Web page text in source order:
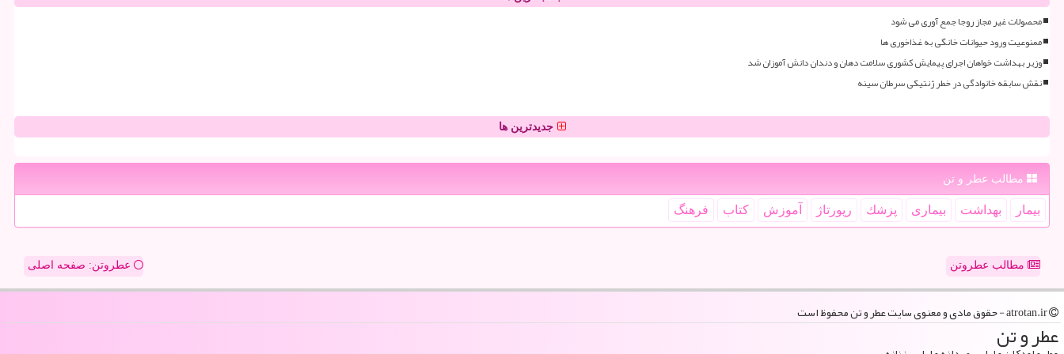
محصولات غیر مجاز روجا جمع آوری می شود
ممنوعیت ورود حیوانات خانگی به غذاخوری ها
وزیر بهداشت خواهان اجرای پیمایش کشوری سلامت دهان و دندان دانش آموزان شد
نقش سابقه خانوادگی در خطر ژنتیکی سرطان سینه
جدیدترین ها
مطالب عطر و تن
بیمار بهداشت بیماری پزشك رپورتاژ آموزش كتاب فرهنگ
مطالب عطروتن عطروتن: صفحه اصلی
عطر و تن